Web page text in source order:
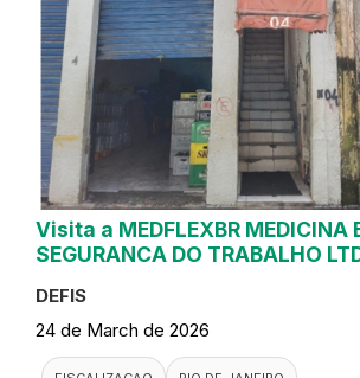
Visita a MEDFLEXBR MEDICINA
SEGURANCA DO TRABALHO
DEFIS
24 de March de 2026